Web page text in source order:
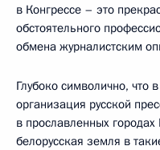
в Конгрессе – это
обстоятельного
обмена журналистским
Глубоко символично, что
организация русской
в прославленных
белорусская земля в